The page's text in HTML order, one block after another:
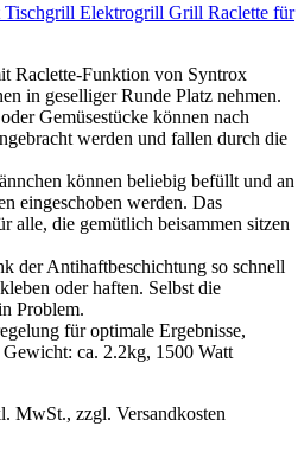
Tischgrill Elektrogrill Grill Raclette für
Raclette-Funktion von Syntrox
in geselliger Runde Platz nehmen.
Gemüsestücke können nach
werden und fallen durch die
können beliebig befüllt und an
eingeschoben werden. Das
alle, die gemütlich beisammen sitzen
der Antihaftbeschichtung so schnell
oder haften. Selbst die
Problem.
für optimale Ergebnisse,
ca. 2.2kg, 1500 Watt
MwSt., zzgl. Versandkosten